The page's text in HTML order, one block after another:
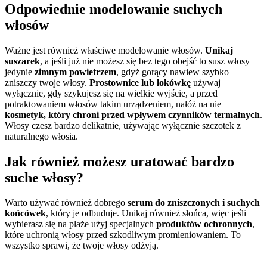
Odpowiednie modelowanie suchych
włosów
Ważne jest również właściwe modelowanie włosów. Unikaj
suszarek, a jeśli już nie możesz się bez tego obejść to susz włosy
jedynie zimnym powietrzem, gdyż gorący nawiew szybko
zniszczy twoje włosy. Prostownice lub lokówkę używaj
wyłącznie, gdy szykujesz się na wielkie wyjście, a przed
potraktowaniem włosów takim urządzeniem, nałóż na nie
kosmetyk, który chroni przed wpływem czynników termalnych.
Włosy czesz bardzo delikatnie, używając wyłącznie szczotek z
naturalnego włosia.
Jak również możesz uratować bardzo
suche włosy?
Warto używać również dobrego serum do zniszczonych i suchych
końcówek, który je odbuduje. Unikaj również słońca, więc jeśli
wybierasz się na plaże użyj specjalnych produktów ochronnych,
które uchronią włosy przed szkodliwym promieniowaniem. To
wszystko sprawi, że twoje włosy odżyją.